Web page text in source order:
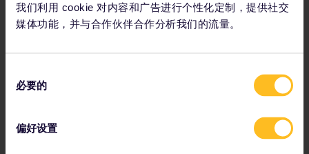
我们利用 cookie 对内容和广告进行个性化定制，提供社交
媒体功能，并与合作伙伴合作分析我们的流量。
必要的
偏好设置
乘火车抵达目的地
搭乘四通八达的列车，可以从巴塞罗那前往西班牙和法国的很
多城市。搭乘高速列车，很快就能够到达马德里或瓦伦西亚，
巴塞罗那桑